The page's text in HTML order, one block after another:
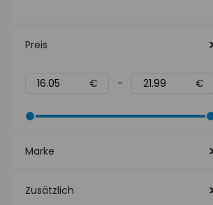
Preis
€ - €
Marke
Zusätzlich